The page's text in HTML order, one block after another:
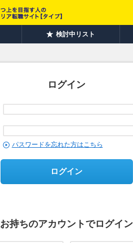
検討中リスト
ログイン
パスワードを忘れた方はこちら
ログイン
お持ちのアカウントでログイン